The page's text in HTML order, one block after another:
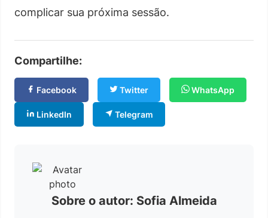
complicar sua próxima sessão.
Compartilhe:
Facebook Twitter WhatsApp
LinkedIn Telegram
Sobre o autor: Sofia Almeida